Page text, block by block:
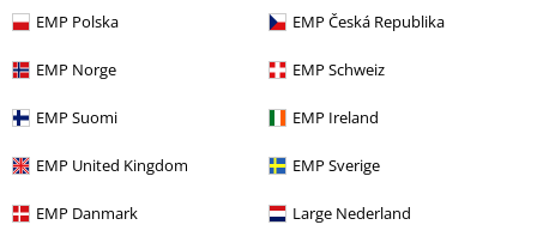
EMP Polska EMP Česká Republika
EMP Norge EMP Schweiz
EMP Suomi EMP Ireland
EMP United Kingdom EMP Sverige
EMP Danmark Large Nederland
Maglione
Maglione